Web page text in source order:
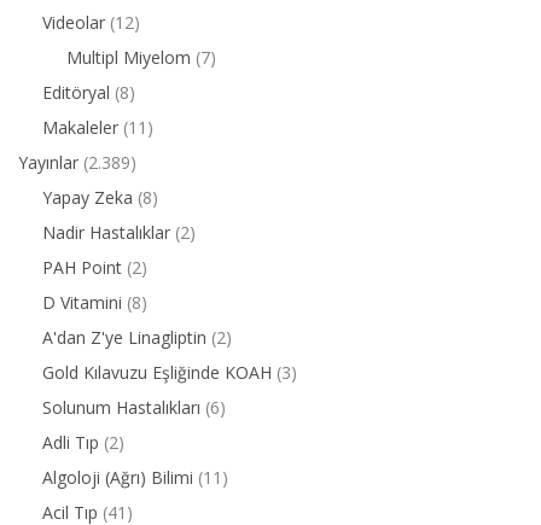
Videolar (12)
Multipl Miyelom (7)
Editöryal (8)
Makaleler (11)
Yayınlar (2.389)
Yapay Zeka (8)
Nadir Hastalıklar (2)
PAH Point (2)
D Vitamini (8)
A'dan Z'ye Linagliptin (2)
Gold Kılavuzu Eşliğinde KOAH (3)
Solunum Hastalıkları (6)
Adli Tıp (2)
Algoloji (Ağrı) Bilimi (11)
Acil Tıp (41)